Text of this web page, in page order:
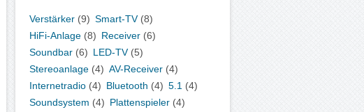
Verstärker (9) Smart-TV (8)
HiFi-Anlage (8) Receiver (6)
Soundbar (6) LED-TV (5)
Stereoanlage (4) AV-Receiver (4)
Internetradio (4) Bluetooth (4) 5.1 (4)
Soundsystem (4) Plattenspieler (4)